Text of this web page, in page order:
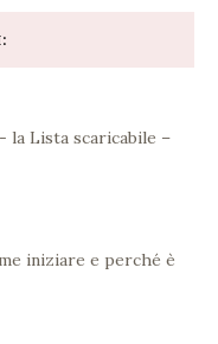
la Lista scaricabile –
iniziare e perché è